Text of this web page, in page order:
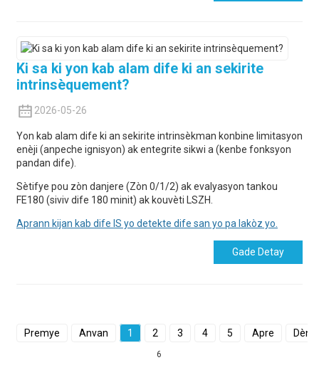
Ki sa ki yon kab alam dife ki an sekirite
intrinsèquement?
2026-05-26
Yon kab alam dife ki an sekirite intrinsèkman konbine limitasyon
enèji (anpeche ignisyon) ak entegrite sikwi a (kenbe fonksyon
pandan dife).
Sètifye pou zòn danjere (Zòn 0/1/2) ak evalyasyon tankou
FE180 (siviv dife 180 minit) ak kouvèti LSZH.
Aprann kijan kab dife IS yo detekte dife san yo pa lakòz yo.
Gade Detay
Premye Anvan 1 2 3 4 5 Apre
6